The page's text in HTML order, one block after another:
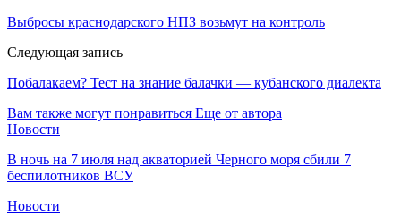
Выбросы краснодарского НПЗ возьмут на контроль
Следующая запись
Побалакаем? Тест на знание балачки — кубанского диалекта
Вам также могут понравиться Еще от автора
Новости
В ночь на 7 июля над акваторией Черного моря сбили 7
беспилотников ВСУ
Новости